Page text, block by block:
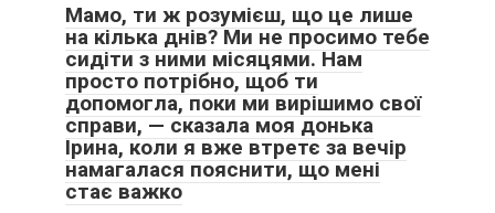
Мамо, ти ж розумієш, що це лише
на кілька днів? Ми не просимо тебе
сидіти з ними місяцями. Нам
просто потрібно, щоб ти
допомогла, поки ми вирішимо свої
справи, — сказала моя донька
Ірина, коли я вже втретє за вечір
намагалася пояснити, що мені
стає важко